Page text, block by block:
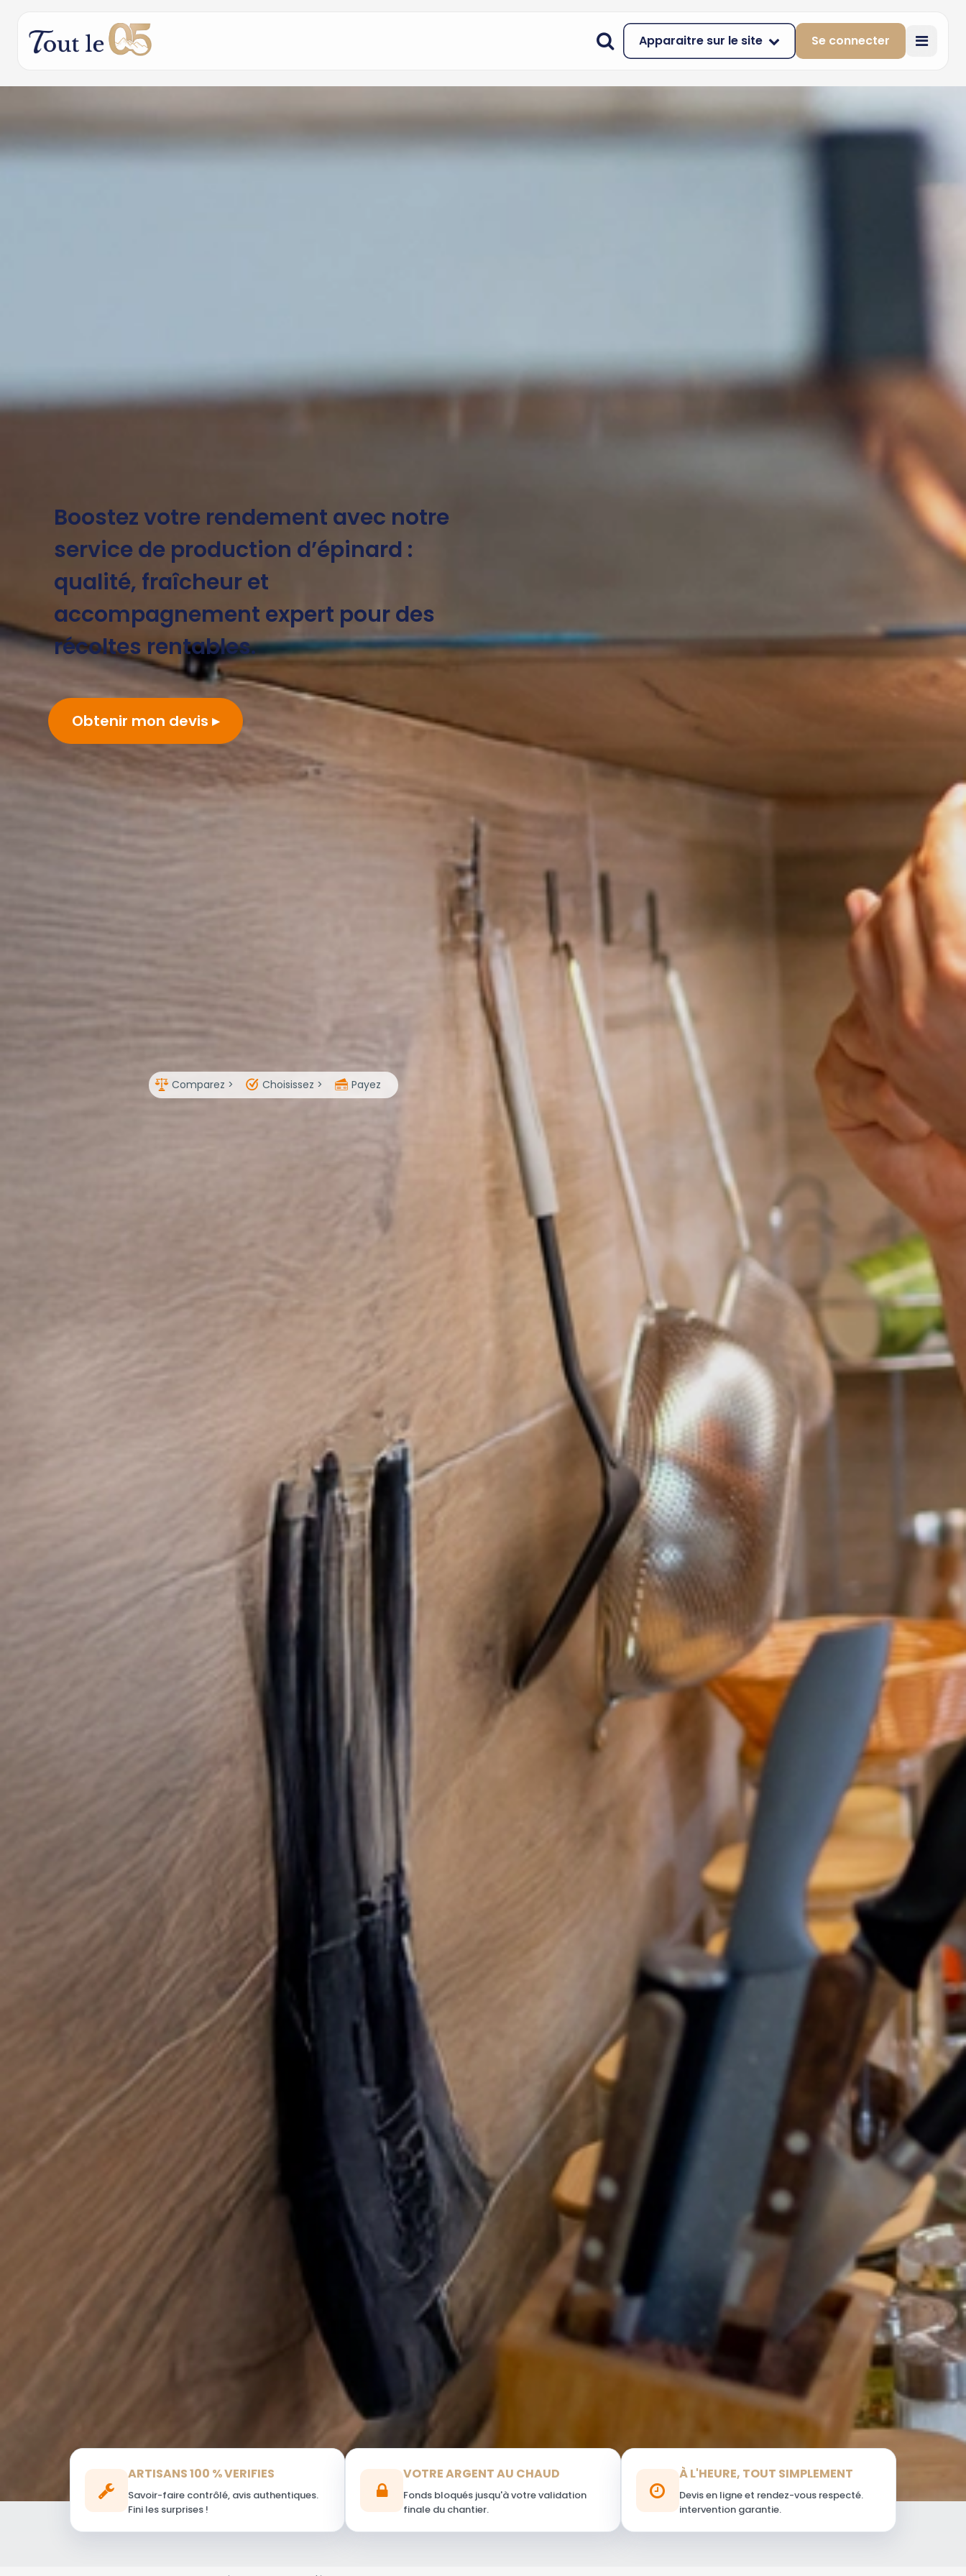
Apparaitre sur le site Se connecter
Boostez votre rendement avec notre
service de production d’épinard :
qualité, fraîcheur et
accompagnement expert pour des
récoltes rentables.
Obtenir mon devis
Comparez > Choisissez > Payez
ARTISANS 100 % VERIFIES
Savoir-faire contrôlé, avis authentiques.
Fini les surprises !
VOTRE ARGENT AU CHAUD
Fonds bloqués jusqu'à votre validation
finale du chantier.
À L'HEURE, TOUT SIMPLEMENT
Devis en ligne et rendez-vous respecté.
intervention garantie.